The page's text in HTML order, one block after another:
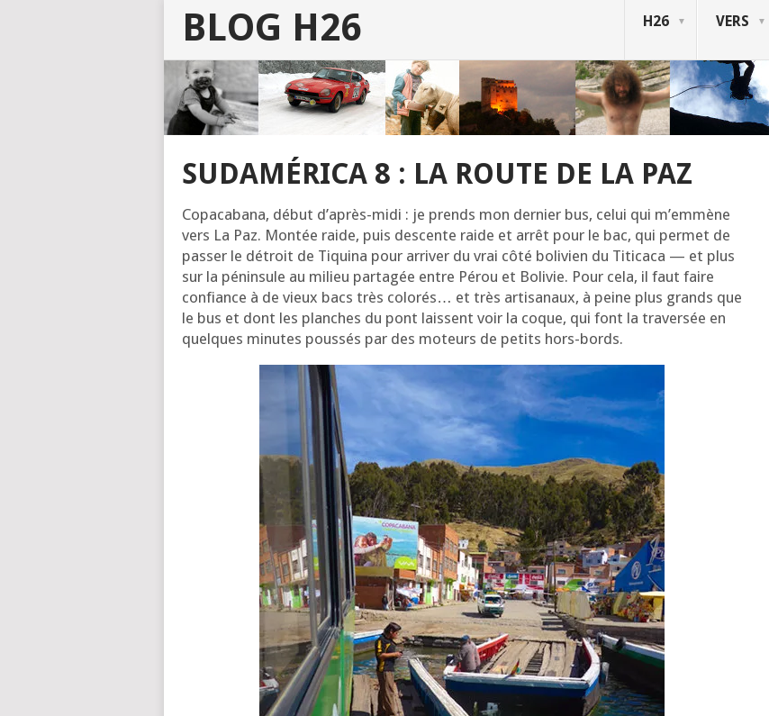
BLOG H26 H26 VERS
SUDAMÉRICA 8 : LA ROUTE DE LA PAZ
Copa­ca­ba­na, début d’a­près-midi : je prends mon der­nier bus, celui qui m’emmène
vers La Paz. Mon­tée raide, puis des­cente raide et arrêt pour le bac, qui per­met de
pas­ser le détroit de Tiqui­na pour arri­ver du vrai côté boli­vien du Titi­ca­ca — et plus
sur la pénin­sule au milieu par­ta­gée entre Pérou et Boli­vie. Pour cela, il faut faire
confiance à de vieux bacs très colo­rés… et très arti­sa­naux, à peine plus grands que
le bus et dont les planches du pont laissent voir la coque, qui font la tra­ver­sée en
quelques minutes pous­sés par des moteurs de petits hors-bords.